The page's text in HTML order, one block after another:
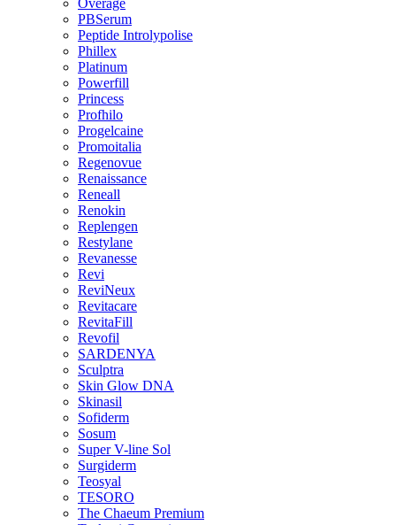
Overage
PBSerum
Peptide Introlypolise
Phillex
Platinum
Powerfill
Princess
Profhilo
Progelcaine
Promoitalia
Regenovue
Renaissance
Reneall
Renokin
Replengen
Restylane
Revanesse
Revi
ReviNeux
Revitacare
RevitaFill
Revofil
SARDENYA
Sculptra
Skin Glow DNA
Skinasil
Sofiderm
Sosum
Super V-line Sol
Surgiderm
Teosyal
TESORO
The Chaeum Premium